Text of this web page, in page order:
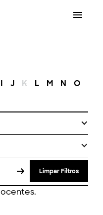
I J K L M N O
Limpar Filtros